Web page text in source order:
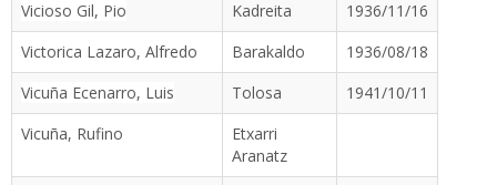
Vicioso Gil, Pio
Kadreita
1936/11/16
Victorica Lazaro, Alfredo
Barakaldo
1936/08/18
Vicuña Ecenarro, Luis
Tolosa
1941/10/11
Vicuña, Rufino
Etxarri
Aranatz